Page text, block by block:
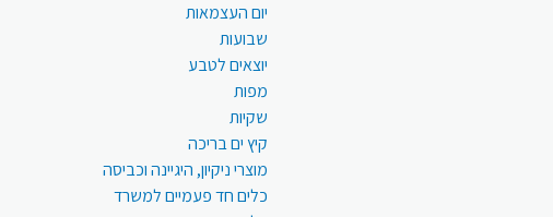
יום העצמאות
שבועות
יוצאים לטבע
מפות
שקיות
קיץ ים בריכה
מוצרי ניקיון, היגיינה וכביסה
כלים חד פעמיים למשרד